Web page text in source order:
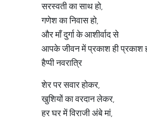
सरस्वती का साथ हो,
गणेश का निवास हो,
और माँ दुर्गा के आशीर्वाद से
आपके जीवन में प्रकाश ही प्रकाश
हैप्पी नवरात्रि
शेर पर सवार होकर,
खुशियों का वरदान लेकर,
हर घर में विराजी अंबे मां,